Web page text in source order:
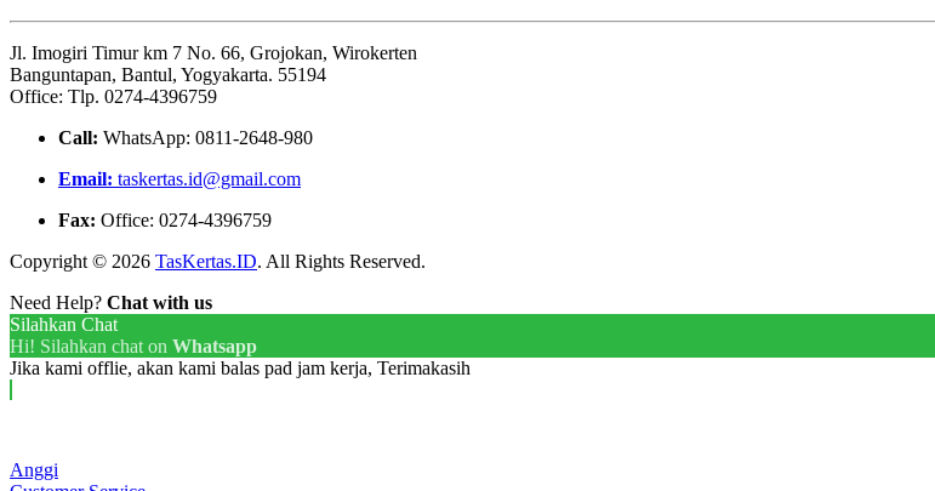
Jl. Imogiri Timur km 7 No. 66, Grojokan, Wirokerten
Banguntapan, Bantul, Yogyakarta. 55194
Office: Tlp. 0274-4396759
Call: WhatsApp: 0811-2648-980
Email: taskertas.id@gmail.com
Fax: Office: 0274-4396759
Copyright © 2026 TasKertas.ID. All Rights Reserved.
Need Help? Chat with us
Silahkan Chat
Hi! Silahkan chat on Whatsapp
Jika kami offlie, akan kami balas pad jam kerja, Terimakasih
Anggi